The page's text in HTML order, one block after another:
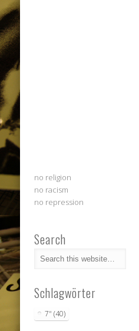
no religion
no racism
no repression
Search
Schlagwörter
7" (40)